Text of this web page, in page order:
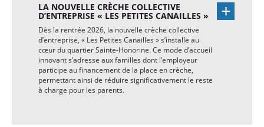
LA NOUVELLE CRÈCHE COLLECTIVE
D’ENTREPRISE « LES PETITES CANAILLES »
Dès la rentrée 2026, la nouvelle crèche collective
d’entreprise, « Les Petites Canailles » s’installe au
cœur du quartier Sainte-Honorine. Ce mode d’accueil
innovant s’adresse aux familles dont l’employeur
participe au financement de la place en crèche,
permettant ainsi de réduire significativement le reste
à charge pour les parents.